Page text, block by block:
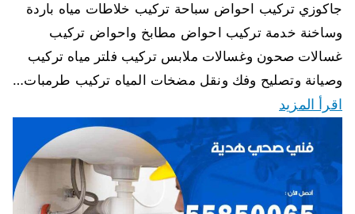
جاكوزي تركيب احواض سباحة تركيب خلاطات مياه باردة
وساخنة خدمة تركيب احواض مطابخ واحواض تركيب
غسالات صحون وغسالات ملابس تركيب فلتر مياه تركيب
وصيانة وتصليح وفك ونقل مضخات المياه تركيب طرمبات…
اقرأ المزيد